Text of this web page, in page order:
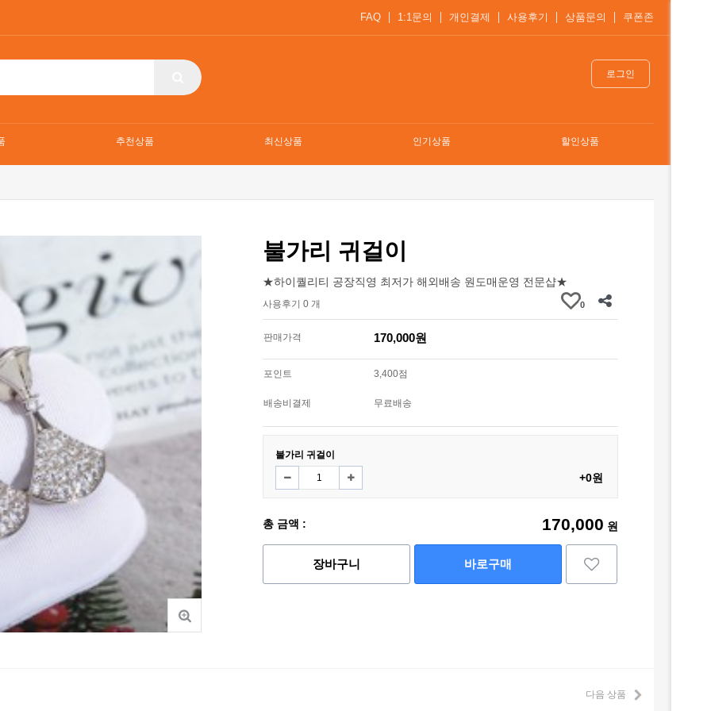
FAQ 1:1문의 개인결제 사용후기 상품문의 쿠폰존
로그인
추천상품 최신상품 인기상품 할인상품
불가리 귀걸이
★하이퀄리티 공장직영 최저가 해외배송 원도매운영 전문샵★
사용후기 0 개 0
판매가격 170,000원
포인트 3,400점
배송비결제 무료배송
불가리 귀걸이
+0원
총 금액 : 170,000 원
장바구니 바로구매
다음 상품